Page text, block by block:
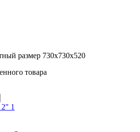
размер 730х730х520
товара